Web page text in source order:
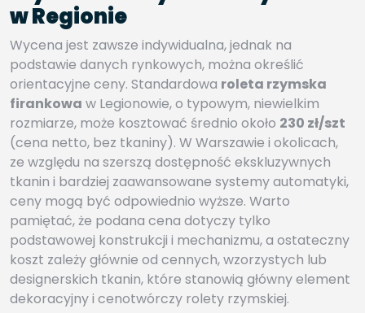
w Regionie
Wycena jest zawsze indywidualna, jednak na
podstawie danych rynkowych, można określić
orientacyjne ceny. Standardowa roleta rzymska
firankowa w Legionowie, o typowym, niewielkim
rozmiarze, może kosztować średnio około 230 zł/szt
(cena netto, bez tkaniny). W Warszawie i okolicach,
ze względu na szerszą dostępność ekskluzywnych
tkanin i bardziej zaawansowane systemy automatyki,
ceny mogą być odpowiednio wyższe. Warto
pamiętać, że podana cena dotyczy tylko
podstawowej konstrukcji i mechanizmu, a ostateczny
koszt zależy głównie od cennych, wzorzystych lub
designerskich tkanin, które stanowią główny element
dekoracyjny i cenotwórczy rolety rzymskiej.